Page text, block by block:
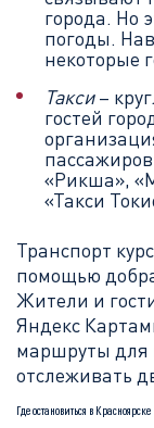
города. Но
погоды.
некоторые
Такси–
гостей
«Рикша»,
«Такси
Транспорт
помощью
Жители и
Яндекс
маршруты для
отслеживать
Где остановиться в Красноярске